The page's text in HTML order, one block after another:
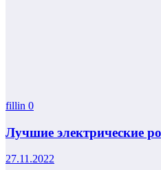
fillin 0
Лучшие электрические
27.11.2022